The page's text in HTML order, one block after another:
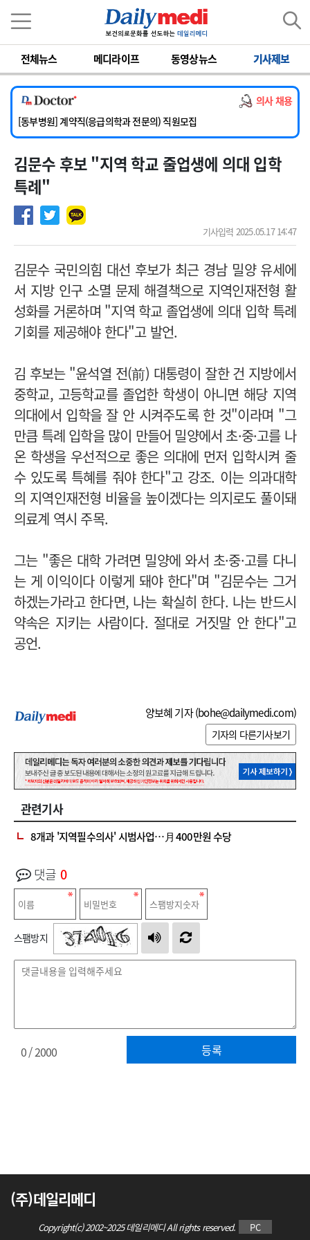
전체뉴스 메디라이프 동영상뉴스 기사제보
의사 채용
[서울아산병원] 2026년 하반기 인턴 모집
[영남대학교의료원] 마취통증의학과 임기제 임상의사 채용
[충남대학교병원] 소아청소년과(소아응급전담) 계약직 의사 공개채용
[동부병원] 계약직(응급의학과 전문의) 직원모집
[이대목동병원] 하반기 전공의(레지던트1년차) 모집
[서울아산병원] 2026년 하반기 인턴 모집
[영남대학교의료원] 마취통증의학과 임기제 임상의사 채용
김문수 후보 "지역 학교 줄업생에 의대 입학
특례"
기사입력 2025.05.17 14:47
김문수 국민의힘 대선 후보가 최근 경남 밀양 유세에
서 지방 인구 소멸 문제 해결책으로 지역인재전형 활
성화를 거론하며 "지역 학교 졸업생에 의대 입학 특례
기회를 제공해야 한다"고 발언.
김 후보는 "윤석열 전(前) 대통령이 잘한 건 지방에서
중학교, 고등학교를 졸업한 학생이 아니면 해당 지역
의대에서 입학을 잘 안 시켜주도록 한 것"이라며 "그
만큼 특례 입학을 많이 만들어 밀양에서 초·중·고를 나
온 학생을 우선적으로 좋은 의대에 먼저 입학시켜 줄
수 있도록 특혜를 줘야 한다"고 강조. 이는 의과대학
의 지역인재전형 비율을 높이겠다는 의지로도 풀이돼
의료계 역시 주목.
그는 "좋은 대학 가려면 밀양에 와서 초·중·고를 다니
는 게 이익이다 이렇게 돼야 한다"며 "김문수는 그거
하겠는가라고 한다면, 나는 확실히 한다. 나는 반드시
약속은 지키는 사람이다. 절대로 거짓말 안 한다"고
공언.
양보혜 기자 (bohe@dailymedi.com)
기자의 다른기사보기
관련기사
8개과 '지역필수의사' 시범사업…月 400만원 수당
댓글 0
스팸방지
등록
0/ 2000
(주)데일리메디
Copyright(c) 2002~2025 데일리메디 All rights reserved. PC